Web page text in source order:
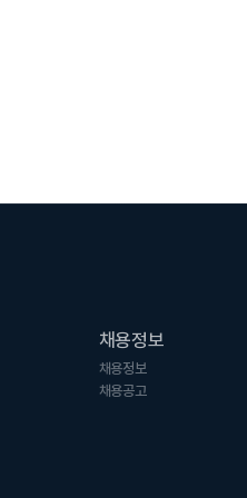
채용정보
채용정보
채용공고